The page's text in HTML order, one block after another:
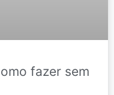
fazer sem